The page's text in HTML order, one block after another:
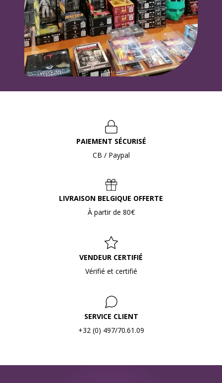
PAIEMENT SÉCURISÉ
CB / Paypal
LIVRAISON BELGIQUE OFFERTE
À partir de 80€
VENDEUR CERTIFIÉ
Vérifié et certifié
SERVICE CLIENT
+32 (0) 497/70.61.09